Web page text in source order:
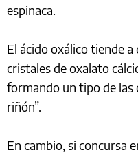
espinaca.
El ácido oxálico tiende
cristales de oxalato
formando un tipo de las
riñón”.
En cambio, si concursa